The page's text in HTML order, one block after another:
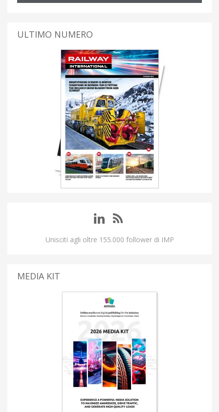
ULTIMO NUMERO
Unisciti agli oltre 155.000 follower di IMP
MEDIA KIT